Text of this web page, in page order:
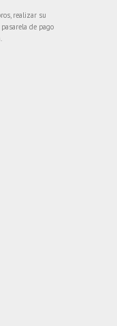
realizar su
de pago